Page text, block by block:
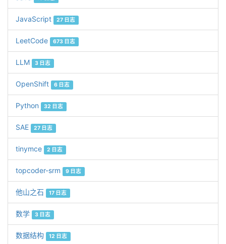
JavaScript 27 日志
LeetCode 673 日志
LLM 3 日志
OpenShift 6 日志
Python 32 日志
SAE 27 日志
tinymce 2 日志
topcoder-srm 9 日志
他山之石 17 日志
数学 3 日志
数据结构 12 日志